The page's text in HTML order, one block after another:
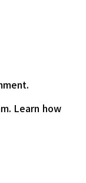
Learn how